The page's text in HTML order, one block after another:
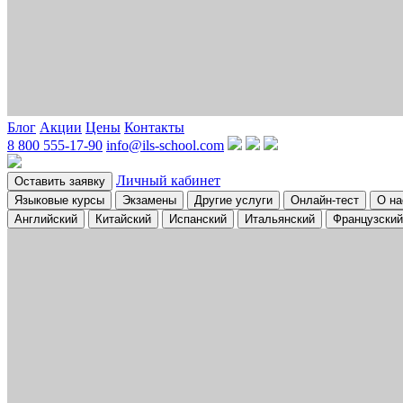
Блог Акции Цены Контакты
8 800 555-17-90 info@ils-school.com
Оставить заявку Личный кабинет
Языковые курсы Экзамены Другие услуги Онлайн-тест
О
Английский
Китайский Испанский Итальянский Французский